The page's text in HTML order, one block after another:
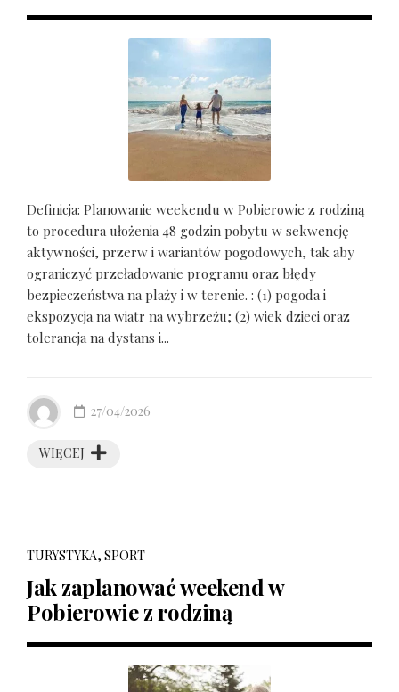
Definicja: Planowanie weekendu w Pobierowie z rodziną
to procedura ułożenia 48 godzin pobytu w sekwencję
aktywności, przerw i wariantów pogodowych, tak aby
ograniczyć przeładowanie programu oraz błędy
bezpieczeństwa na plaży i w terenie. : (1) pogoda i
ekspozycja na wiatr na wybrzeżu; (2) wiek dzieci oraz
tolerancja na dystans i...
WIĘCEJ
27/04/2026
TURYSTYKA, SPORT
Jak zaplanować weekend w
Pobierowie z rodziną